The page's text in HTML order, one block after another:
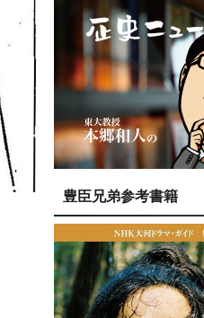
豊臣兄弟参考書籍